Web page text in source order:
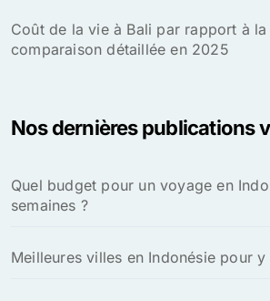
Coût de la vie à Bali par rapport à la
comparaison détaillée en 2025
Nos dernières publications
Quel budget pour un voyage en
semaines ?
Meilleures villes en Indonésie pour